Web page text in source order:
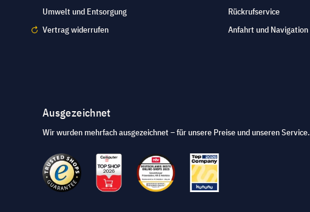
Umwelt und Entsorgung
Vertrag widerrufen
Rückrufservice
Anfahrt und Navigation
Ausgezeichnet
Wir wurden mehrfach ausgezeichnet – für unsere Preise und unseren Service.